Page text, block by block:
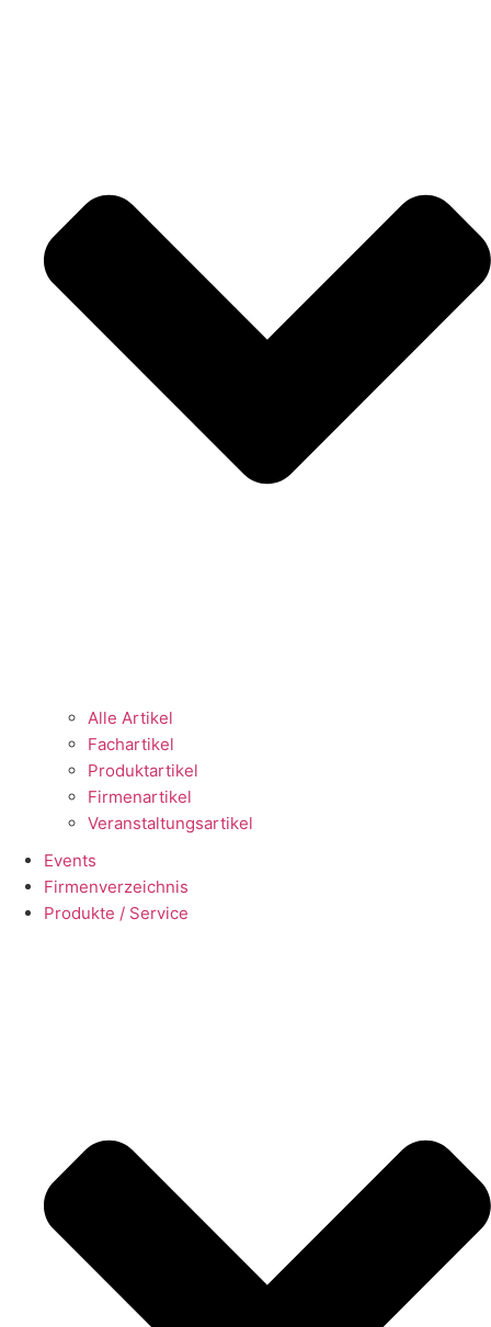
Alle Artikel
Fachartikel
Produktartikel
Firmenartikel
Veranstaltungsartikel
Events
Firmenverzeichnis
Produkte / Service